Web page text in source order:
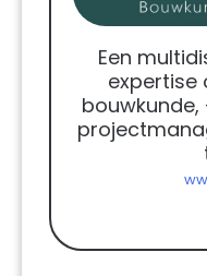
Een
expertise